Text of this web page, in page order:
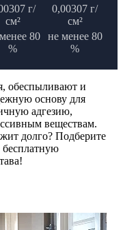
г/
см²
0,00307 г/
см²
80
%
не менее 80
%
обеспыливают и
основу для
адгезию,
веществам.
долго? Подберите